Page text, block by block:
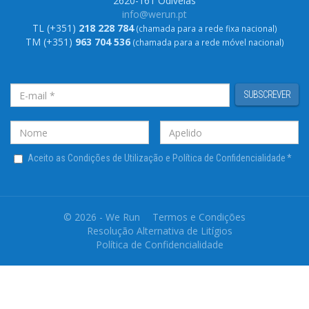
info@werun.pt
TL (+351) 218 228 784(chamada para a rede fixa nacional)
TM (+351) 963 704 536(chamada para a rede móvel nacional)
SUBSCREVER
Aceito as Condições de Utilização e Política de Confidencialidade*
© 2026 - We Run
Termos e Condições
Resolução Alternativa de Litígios
Política de Confidencialidade